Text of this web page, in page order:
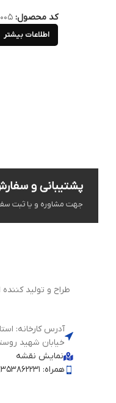
کد محصول:
اطلاعات بیشتر
پشتیبانی و
جهت مشاوره و یا ثبت
طراح و تولید
خیابان شهید
نمایش نقشه
همراه: 09353862231